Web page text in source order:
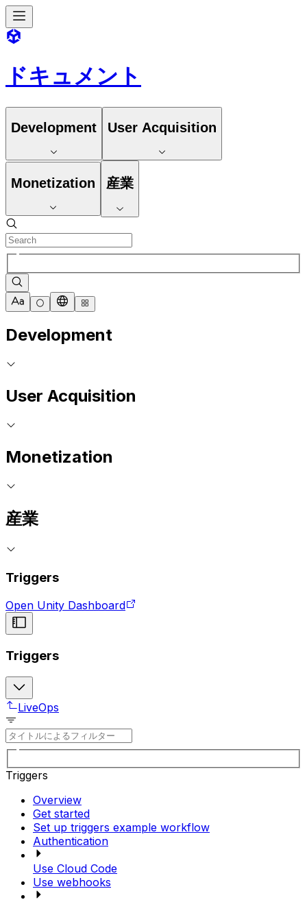
ドキュメント
Development User Acquisition
Monetization 産業
Development
User Acquisition
Monetization
産業
Triggers
Open Unity Dashboard
Triggers
LiveOps
Triggers
Overview
Get started
Set up triggers example workflow
Authentication
Use Cloud Code
Use webhooks